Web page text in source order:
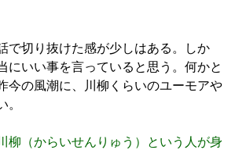
で切り抜けた感が少しはある。しか
にいい事を言っていると思う。何かと
今の風潮に、川柳くらいのユーモアや
。
柳（からいせんりゅう）という人が身